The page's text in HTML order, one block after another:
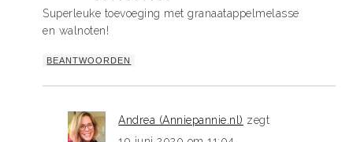
Superleuke toevoeging met granaatappelmelasse
en walnoten!
BEANTWOORDEN
Andrea (Anniepannie.nl) zegt